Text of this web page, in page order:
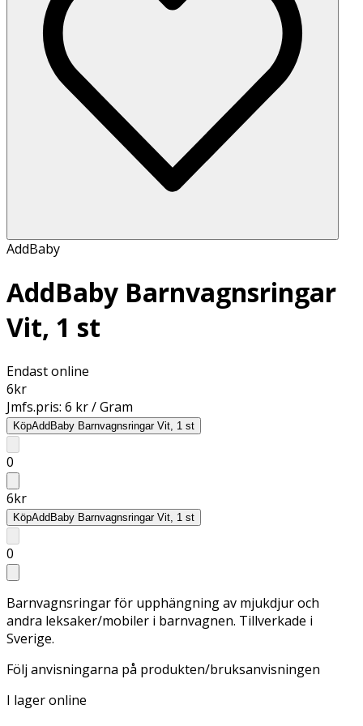
AddBaby
AddBaby Barnvagnsringar
Vit, 1 st
Endast online
6kr
Jmfs.pris: 6 kr / Gram
KöpAddBaby Barnvagnsringar Vit, 1 st
0
6kr
KöpAddBaby Barnvagnsringar Vit, 1 st
0
Barnvagnsringar för upphängning av mjukdjur och
andra leksaker/mobiler i barnvagnen. Tillverkade i
Sverige.
Följ anvisningarna på produkten/bruksanvisningen
I lager online